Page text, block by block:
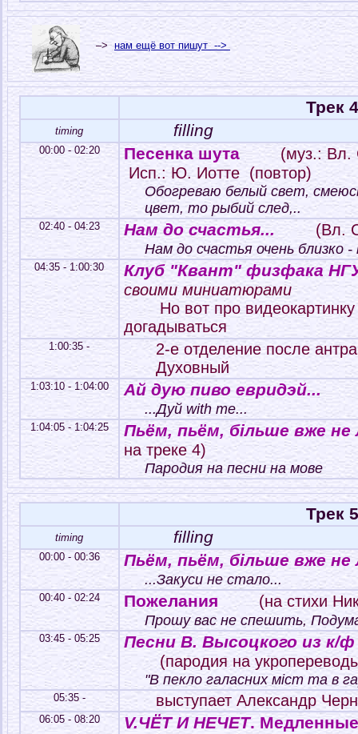
–> нам ещё вот пишут -->
Трек 4
timing filling
00:00 - 02:20 Песенка шута
(муз.: Вл.
Исп.: Ю. Иотте (повтор)
Обогреваю белый свет,
цвет, то рыбий след,..
02:40 - 04:23 Нам до счастья... (Вл.
Нам до счастья очень близко
04:35 - 1:00:30 Клуб "Квант" физфака
своими миниатюрами
Но вот про
догадываться
1:00:35 -
2-е отделение после
Духовный
1:03:10 - 1:04:00 Ай дую пиво евридэй...
...Дуй with me...
1:04:05 - 1:04:25 Пьём, пьём, бiльше вже не
на треке 4)
Пародия на песни на мове
Трек 5
timing filling
00:00 - 00:36 Пьём, пьём, бiльше вже не
...Закуси не стало...
00:40 - 02:24 Пожелания (на стихи
Прошу вас не спешить,
03:45 - 05:25 Песни В. Высоцкого из к/
(пародия на
"В пекло галасних міст та в
05:35 - выступает Александр
06:05 - 08:20 V.ЧЁТ И НЕЧЕТ.